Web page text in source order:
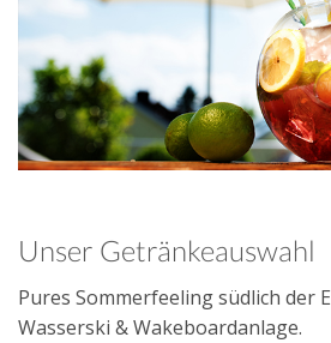
Unser Getränkeauswahl
Pures Sommerfeeling südlich der
Wasserski & Wakeboardanlage.